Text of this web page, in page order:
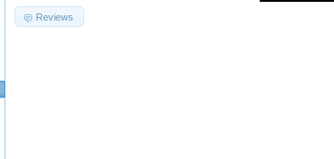
Reviews